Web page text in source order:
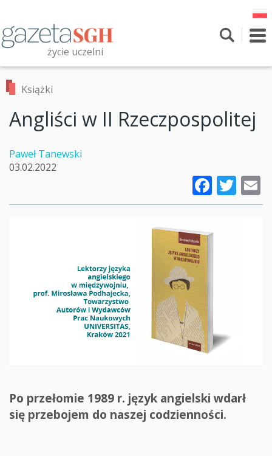
treści
życie uczelni
Przeszukaj witrynę
Książki
Angliści w II Rzeczpospolitej
Paweł Tanewski
03.02.2022
Po przełomie 1989 r. język angielski wdarł
się przebojem do naszej codzienności.